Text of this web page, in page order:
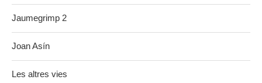
Jaumegrimp 2
Joan Asín
Les altres vies